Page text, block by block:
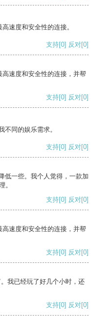
速度和安全性的连接。
支持[0] 反对[0]
速度和安全性的连接，并帮
支持[0] 反对[0]
不同的娱乐需求。
支持[0] 反对[0]
低一些。我个人觉得，一款加
。
支持[0] 反对[0]
速度和安全性的连接，并帮
支持[0] 反对[0]
我已经玩了好几个小时，还
支持[0] 反对[0]